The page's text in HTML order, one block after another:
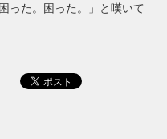
った。困った。」と嘆いて